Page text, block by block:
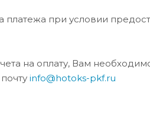
платежа при условии
на оплату, Вам
info@hotoks-pkf.ru